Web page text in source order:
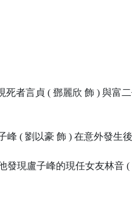
者言貞 ( 鄧麗欣 飾 ) 與富
( 劉以豪 飾 ) 在意外發生
現盧子峰的現任女友林音